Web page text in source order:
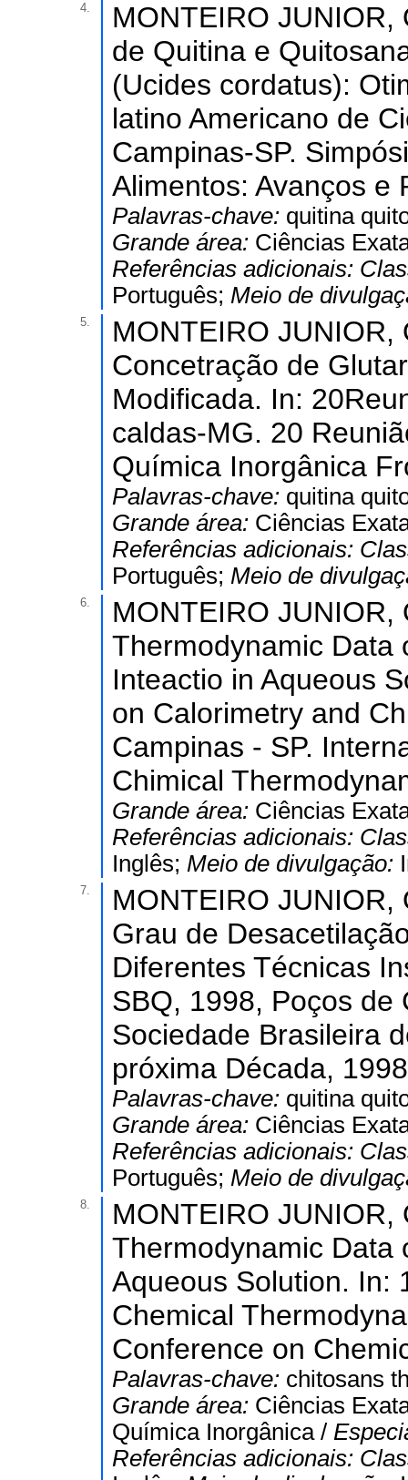
4.
MONTEIRO JUNIOR,
de Quitina e
(Ucides cordatus):
latino Americano de
Campinas-SP.
Alimentos: Avanços e
Palavras-chave: quitina
Grande área: Ciências
Referências adicionais:
Português; Meio de
5.
MONTEIRO JUNIOR,
Concetração de
Modificada. In:
caldas-MG. 20
Química Inorgânica
Palavras-chave: quitina
Grande área: Ciências
Referências adicionais:
Português; Meio de
6.
MONTEIRO JUNIOR,
Thermodynamic Data
Inteactio in Aqueous
on Calorimetry and
Campinas - SP.
Chimical
Grande área: Ciências
Referências adicionais:
Inglês; Meio de divulgação:
7.
MONTEIRO JUNIOR,
Grau de
Diferentes Técnicas
SBQ, 1998, Poços de
Sociedade Brasileira
próxima Década,
Palavras-chave: quitina
Grande área: Ciências
Referências adicionais:
Português; Meio de
8.
MONTEIRO JUNIOR,
Thermodynamic Data
Aqueous Solution. In:
Chemical
Conference on
Palavras-chave: chitosans
Grande área: Ciências
Química Inorgânica /
Referências adicionais: